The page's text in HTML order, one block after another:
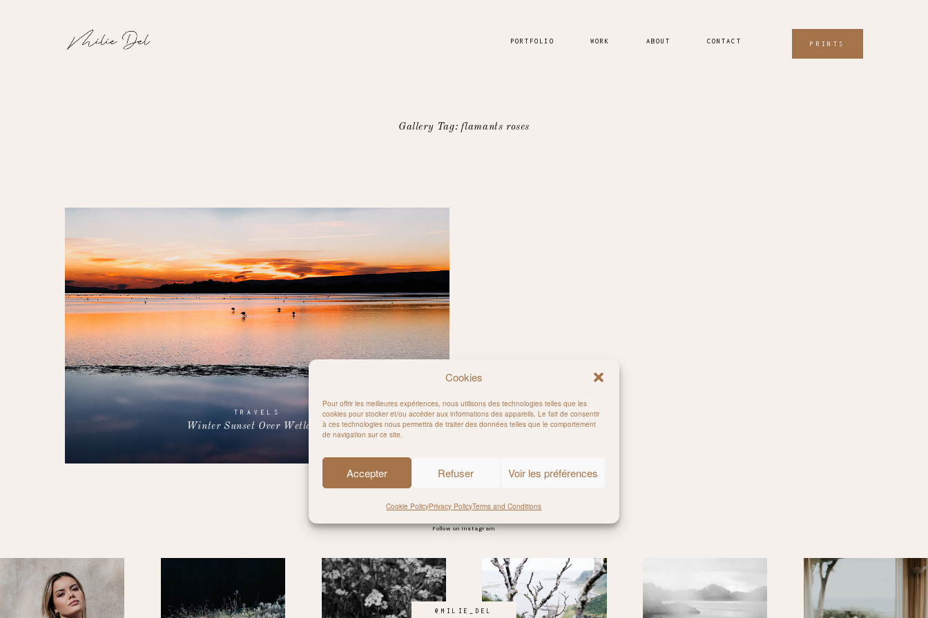
Cookies
Pour offrir les meilleures expériences, nous utilisons des technologies telles que les
cookies pour stocker et/ou accéder aux informations des appareils. Le fait de consentir
à ces technologies nous permettra de traiter des données telles que le comportement
de navigation sur ce site.
Accepter Refuser Voir les préférences
Cookie PolicyPrivacy PolicyTerms and Conditions
PORTFOLIO WORK ABOUT CONTACT PRINTS
Gallery Tag: flamants roses
TRAVELS
Winter Sunset Over Wetlands
Follow on Instagram
@MILIE_DEL